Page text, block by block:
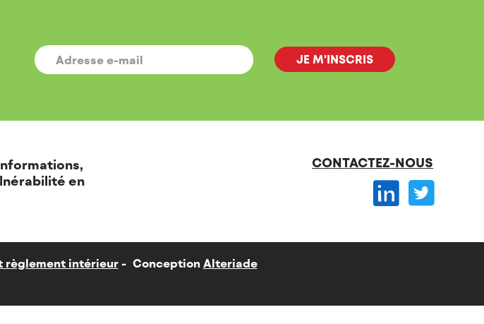
E-
MAIL *
en
CONTACTEZ-NOUS
règlement intérieur Conception Alteriade